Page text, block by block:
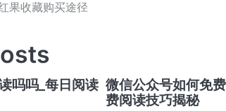
果收藏购买途径
吗吗_每日阅读 微信公众号如何免
费阅读技巧揭秘